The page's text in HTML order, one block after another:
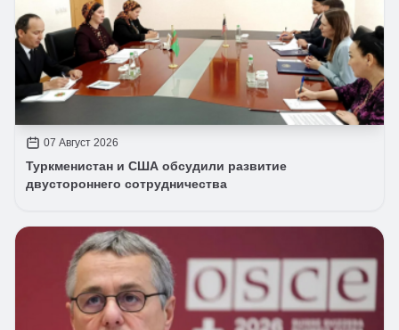
07 Август 2026
Туркменистан и США обсудили развитие
двустороннего сотрудничества